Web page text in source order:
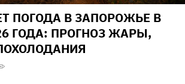
ПОГОДА В ЗАПОРОЖЬЕ В
ГОДА: ПРОГНОЗ ЖАРЫ,